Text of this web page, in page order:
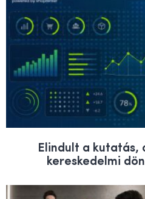
Elindult a kutatás,
kereskedelmi